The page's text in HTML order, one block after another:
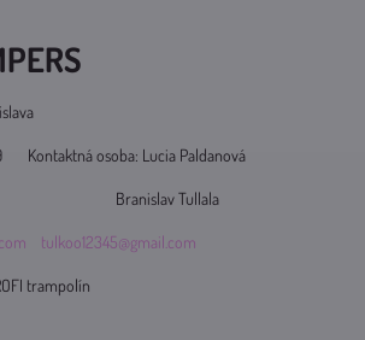
Kontaktná osoba: Lucia Paldanová
Branislav Tullala
tulkoo12345@gmail.com
trampolín